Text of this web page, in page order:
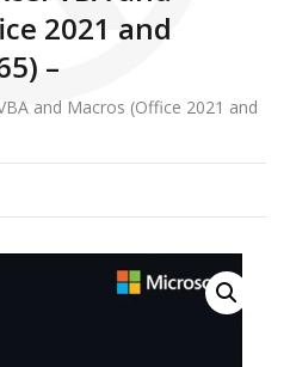
2021 and
–
and Macros (Office 2021 and